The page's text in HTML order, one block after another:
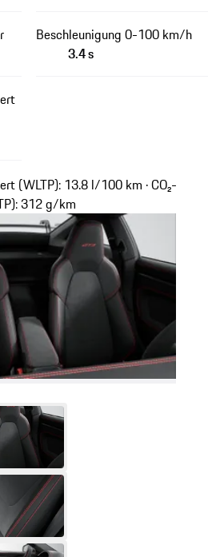
Beschleunigung 0-100 km/h
3.4 s
(WLTP): 13.8 l/100 km · CO₂-
312 g/km